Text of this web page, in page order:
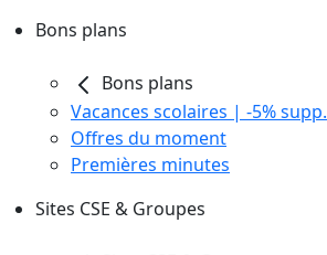
Bons plans
Bons plans
Vacances scolaires | -5% supp.
Offres du moment
Premières minutes
Sites CSE & Groupes